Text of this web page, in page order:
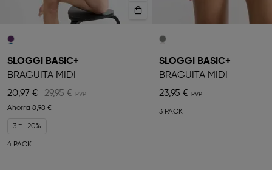
SLOGGI BASIC+
BRAGUITA MIDI
20,97 €
29,95 €
Ahorra 8,98 €
3 = -20%
4 PACK
SLOGGI BASIC+
BRAGUITA MIDI
23,95 €
3 PACK